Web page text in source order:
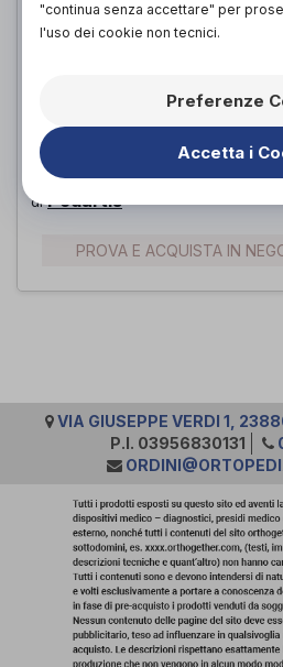
TERAHEEL
diPodartis
PROVA E ACQUISTA IN
VIA GIUSEPPE VERDI 1,
P.I. 03956830131
"continua senza accettare" per
l'uso dei cookie non tecnici.
Preferenze
Accetta i